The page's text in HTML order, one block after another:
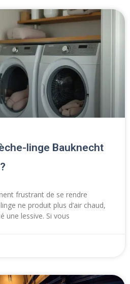
linge Bauknecht
frustrant de se rendre
ne produit plus d’air chaud,
une lessive. Si vous